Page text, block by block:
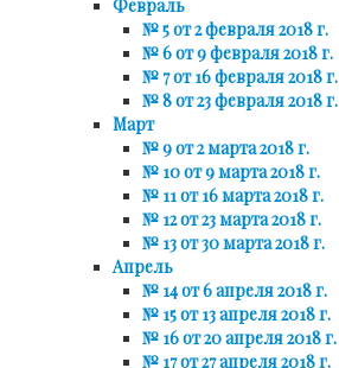
Февраль
№ 5 от 2 февраля 2018 г.
№ 6 от 9 февраля 2018 г.
№ 7 от 16 февраля 2018 г.
№ 8 от 23 февраля 2018 г.
Март
№ 9 от 2 марта 2018 г.
№ 10 от 9 марта 2018 г.
№ 11 от 16 марта 2018 г.
№ 12 от 23 марта 2018 г.
№ 13 от 30 марта 2018 г.
Апрель
№ 14 от 6 апреля 2018 г.
№ 15 от 13 апреля 2018 г.
№ 16 от 20 апреля 2018 г.
№ 17 от 27 апреля 2018 г.